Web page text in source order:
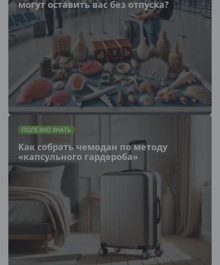
могут оставить вас без отпуска?
ПОЛЕЗНО ЗНАТЬ
Как собрать чемодан по методу
«капсульного гардероба»